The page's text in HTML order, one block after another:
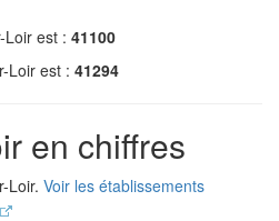
Loir est : 41100
Loir est : 41294
en chiffres
Loir. Voir les établissements